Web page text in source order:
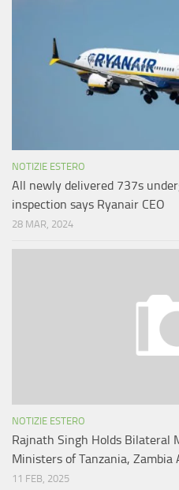
NOTIZIE ESTERO
All newly delivered 737s
inspection says Ryanair CEO
28 MAR, 2024
NOTIZIE ESTERO
Rajnath Singh Holds Bilateral
Ministers of Tanzania, Zambia
11 FEB, 2025